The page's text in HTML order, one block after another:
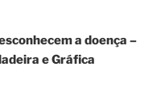
a doença –
e Gráfica